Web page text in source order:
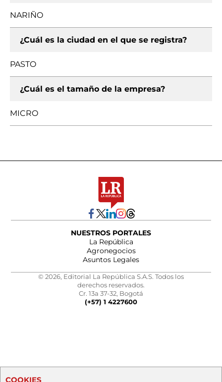
NARIÑO
¿Cuál es la ciudad en el que se registra?
PASTO
¿Cuál es el tamaño de la empresa?
MICRO
NUESTROS PORTALES
La República
Agronegocios
Asuntos Legales
© 2026, Editorial La República S.A.S. Todos los
derechos reservados.
Cr. 13a 37-32, Bogotá
(+57) 1 4227600
COOKIES